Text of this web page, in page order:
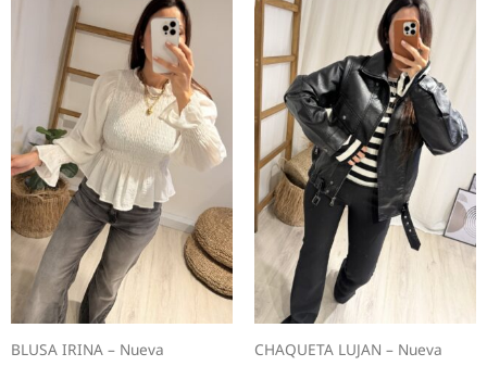
BLUSA IRINA – Nueva
múltiples
variantes.
opciones
se
pueden
en
la
página
de
producto
CHAQUETA LUJAN – Nueva
se
en
la